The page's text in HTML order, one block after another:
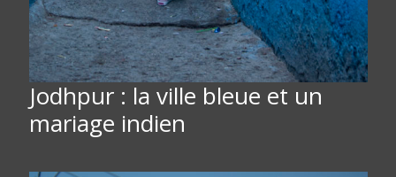
Jodhpur : la ville bleue et un
mariage indien